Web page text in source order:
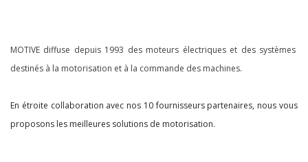
MOTIVE diffuse depuis 1993 des moteurs électriques et des systèmes
destinés à la motorisation et à la commande des machines.
En étroite collaboration avec nos 10 fournisseurs partenaires, nous vous
proposons les meilleures solutions de motorisation.